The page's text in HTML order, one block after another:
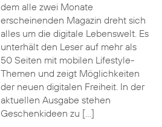
dem alle zwei Monate
erscheinenden Magazin dreht sich
alles um die digitale Lebenswelt. Es
unterhält den Leser auf mehr als
50 Seiten mit mobilen Lifestyle-
Themen und zeigt Möglichkeiten
der neuen digitalen Freiheit. In der
aktuellen Ausgabe stehen
Geschenkideen zu […]